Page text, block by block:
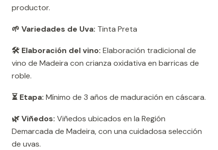
productor.
🌱 Variedades de Uva: Tinta Preta
🛠️ Elaboración del vino: Elaboración tradicional de
vino de Madeira con crianza oxidativa en barricas de
roble.
⏳ Etapa: Mínimo de 3 años de maduración en cáscara.
🌿 Viñedos: Viñedos ubicados en la Región
Demarcada de Madeira, con una cuidadosa selección
de uvas.